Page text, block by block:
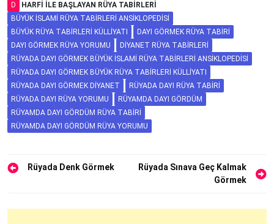
D
HARFI ILE BAŞLAYAN RÜYA TABIRLERI
BÜYÜK İSLAMI RÜYA TABIRLERI ANSIKLOPEDISI
BÜYÜK RÜYA TABIRLERI KÜLLIYATI
DAYI GÖRMEK RÜYA TABIRI
DAYI GÖRMEK RÜYA YORUMU
DIYANET RÜYA TABIRLERI
RÜYADA DAYI GÖRMEK BÜYÜK İSLAMI RÜYA TABIRLERI ANSIKLOPEDISI
RÜYADA DAYI GÖRMEK BÜYÜK RÜYA TABIRLERI KÜLLIYATI
RÜYADA DAYI GÖRMEK DIYANET
RÜYADA DAYI RÜYA TABIRI
RÜYADA DAYI RÜYA YORUMU
RÜYAMDA DAYI GÖRDÜM
RÜYAMDA DAYI GÖRDÜM RÜYA TABIRI
RÜYAMDA DAYI GÖRDÜM RÜYA YORUMU
YazıRüyada Denk Görmek
Rüyada Sınava Geç Kalmak
Görmek